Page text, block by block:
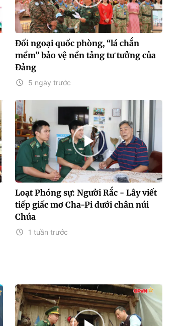
Đối ngoại quốc phòng, “lá chắn
mềm” bảo vệ nền tảng tư tưởng của
Đảng
5 ngày trước
Loạt Phóng sự: Người Rắc - Lây viết
tiếp giấc mơ Cha-Pi dưới chân núi
Chúa
1 tuần trước